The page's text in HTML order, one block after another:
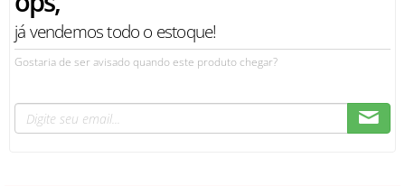
já vendemos todo o estoque!
Gostaria de ser avisado quando este produto chegar?